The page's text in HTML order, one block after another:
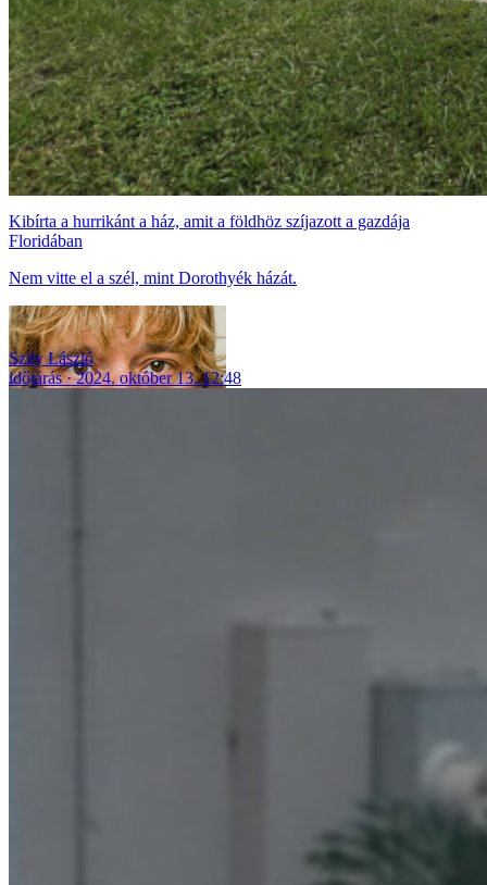
Kibírta a hurrikánt a ház, amit a földhöz szíjazott a gazdája
Floridában
Nem vitte el a szél, mint Dorothyék házát.
Szily László
időjárás
2024. október 13. 12:48